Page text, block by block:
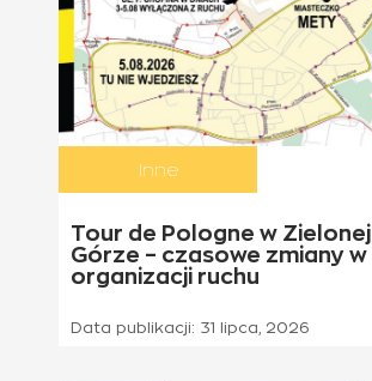
Inne
Tour de Pologne w Zielonej
Górze – czasowe zmiany w
organizacji ruchu
Data publikacji: 31 lipca, 2026